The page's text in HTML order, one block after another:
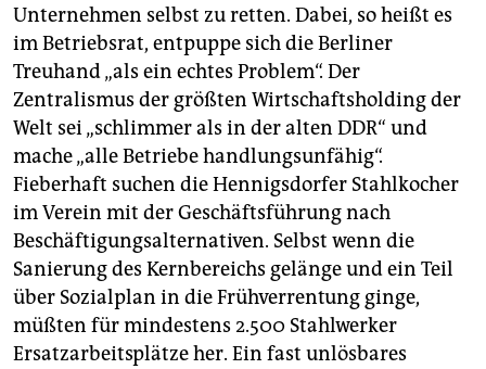
Unternehmen selbst zu retten. Dabei, so heißt es
im Betriebsrat, entpuppe sich die Berliner
Treuhand „als ein echtes Problem“. Der
Zentralismus der größten Wirtschaftsholding der
Welt sei „schlimmer als in der alten DDR“ und
mache „alle Betriebe handlungsunfähig“.
Fieberhaft suchen die Hennigsdorfer Stahlkocher
im Verein mit der Geschäftsführung nach
Beschäftigungsalternativen. Selbst wenn die
Sanierung des Kernbereichs gelänge und ein Teil
über Sozialplan in die Frühverrentung ginge,
müßten für mindestens 2.500 Stahlwerker
Ersatzarbeitsplätze her. Ein fast unlösbares